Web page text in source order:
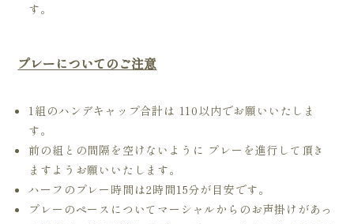
す。
プレーについてのご注意
1組のハンデキャップ合計は 110以内でお願いいたしま
す。
前の組との間隔を空けないように プレーを進行して頂き
ますようお願いいたします。
ハーフのプレー時間は2時間15分が目安です。
プレーのペースについてマーシャルからのお声掛けがあっ